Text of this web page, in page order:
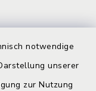
notwendige
unserer
zur Nutzung